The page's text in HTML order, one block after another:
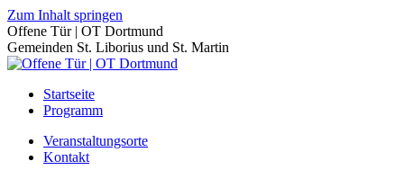
Zum Inhalt springen
Offene Tür | OT Dortmund
Gemeinden St. Liborius und St. Martin
Startseite
Programm
Veranstaltungsorte
Kontakt